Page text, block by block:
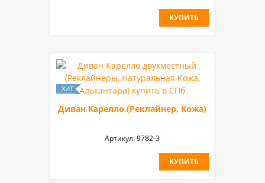
КУПИТЬ
Диван Карелло (Реклайнер, Кожа)
Артикул:9782-3
КУПИТЬ